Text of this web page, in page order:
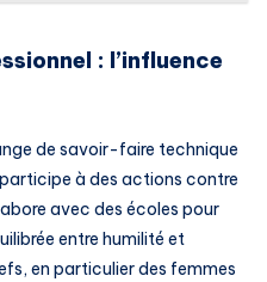
: l’influence
de savoir-faire technique
à des actions contre
avec des écoles pour
entre humilité et
en particulier des femmes